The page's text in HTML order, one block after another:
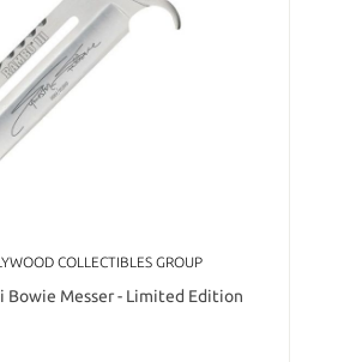
COLLECTIBLES GROUP
Bowie Messer - Limited Edition